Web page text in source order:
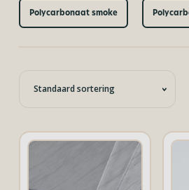
Polycarbonaat smoke